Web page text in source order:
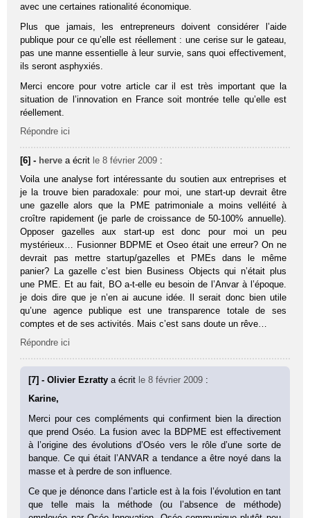
avec une certaines rationalité économique.
Plus que jamais, les entrepreneurs doivent considérer l’aide
publique pour ce qu’elle est réellement : une cerise sur le gateau,
pas une manne essentielle à leur survie, sans quoi effectivement,
ils seront asphyxiés.
Merci encore pour votre article car il est très important que la
situation de l’innovation en France soit montrée telle qu’elle est
réellement.
Répondre ici
[6] - herve a écrit le 8 février 2009 :
Voila une analyse fort intéressante du soutien aux entreprises et
je la trouve bien paradoxale: pour moi, une start-up devrait être
une gazelle alors que la PME patrimoniale a moins velléité à
croître rapidement (je parle de croissance de 50-100% annuelle).
Opposer gazelles aux start-up est donc pour moi un peu
mystérieux… Fusionner BDPME et Oseo était une erreur? On ne
devrait pas mettre startup/gazelles et PMEs dans le même
panier? La gazelle c’est bien Business Objects qui n’était plus
une PME. Et au fait, BO a-t-elle eu besoin de l’Anvar à l’époque.
je dois dire que je n’en ai aucune idée. Il serait donc bien utile
qu’une agence publique est une transparence totale de ses
comptes et de ses activités. Mais c’est sans doute un rêve…
Répondre ici
[7] - Olivier Ezrattya écrit le 8 février 2009 :
Karine,
Merci pour ces compléments qui confirment bien la direction
que prend Oséo. La fusion avec la BDPME est effectivement
à l’origine des évolutions d’Oséo vers le rôle d’une sorte de
banque. Ce qui était l’ANVAR a tendance a être noyé dans la
masse et à perdre de son influence.
Ce que je dénonce dans l’article est à la fois l’évolution en tant
que telle mais la méthode (ou l’absence de méthode)